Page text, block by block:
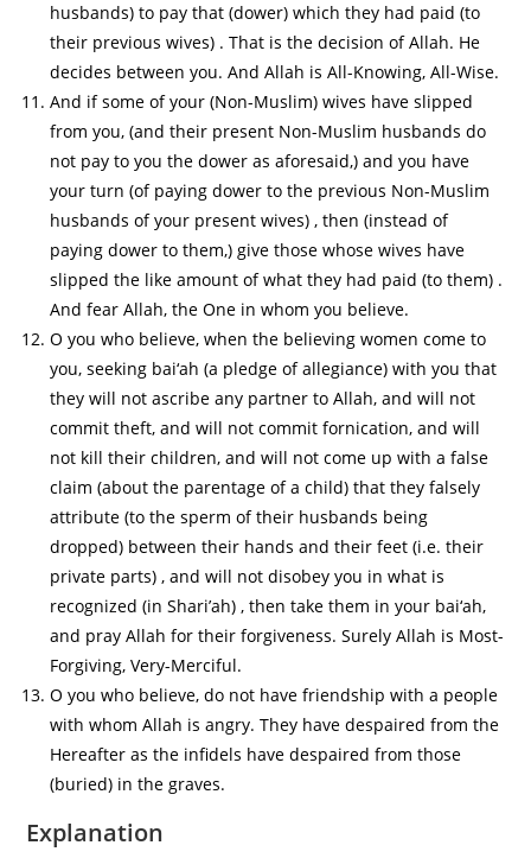
husbands) to pay that (dower) which they had paid (to
their previous wives) . That is the decision of Allah. He
decides between you. And Allah is All-Knowing, All-Wise.
And if some of your (Non-Muslim) wives have slipped
from you, (and their present Non-Muslim husbands do
not pay to you the dower as aforesaid,) and you have
your turn (of paying dower to the previous Non-Muslim
husbands of your present wives) , then (instead of
paying dower to them,) give those whose wives have
slipped the like amount of what they had paid (to them) .
And fear Allah, the One in whom you believe.
O you who believe, when the believing women come to
you, seeking bai‘ah (a pledge of allegiance) with you that
they will not ascribe any partner to Allah, and will not
commit theft, and will not commit fornication, and will
not kill their children, and will not come up with a false
claim (about the parentage of a child) that they falsely
attribute (to the sperm of their husbands being
dropped) between their hands and their feet (i.e. their
private parts) , and will not disobey you in what is
recognized (in Shari’ah) , then take them in your bai‘ah,
and pray Allah for their forgiveness. Surely Allah is Most-
Forgiving, Very-Merciful.
O you who believe, do not have friendship with a people
with whom Allah is angry. They have despaired from the
Hereafter as the infidels have despaired from those
(buried) in the graves.
Explanation